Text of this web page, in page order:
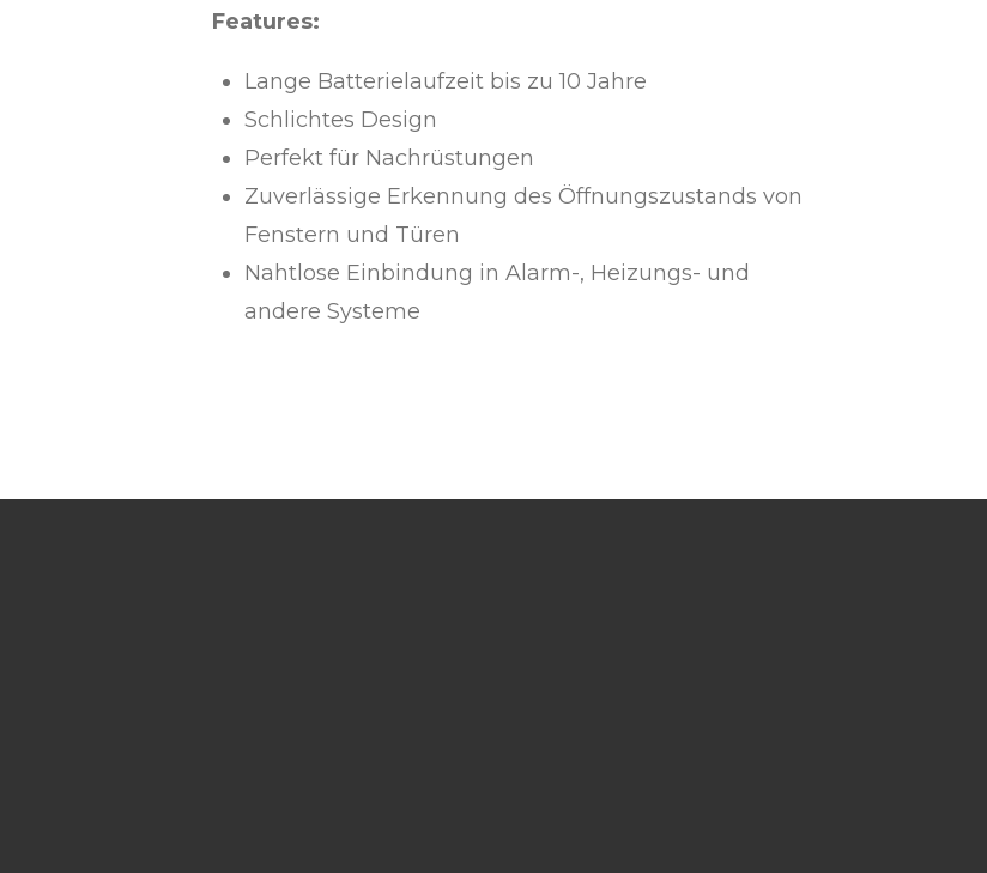
Features:
Lange Batterielaufzeit bis zu 10 Jahre
Schlichtes Design
Perfekt für Nachrüstungen
Zuverlässige Erkennung des Öffnungszustands von
Fenstern und Türen
Nahtlose Einbindung in Alarm-, Heizungs- und
andere Systeme